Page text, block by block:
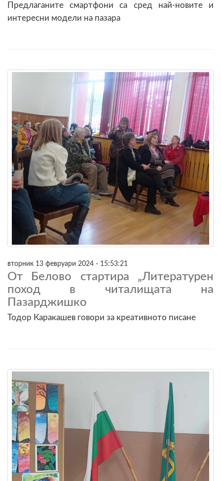
Предлаганите смартфони са сред най-новите и
интересни модели на пазара
вторник 13 февруари 2024 - 15:53:21
От Белово стартира „Литературен
поход в читалищата на
Пазарджишко
Тодор Каракашев говори за креативното писане